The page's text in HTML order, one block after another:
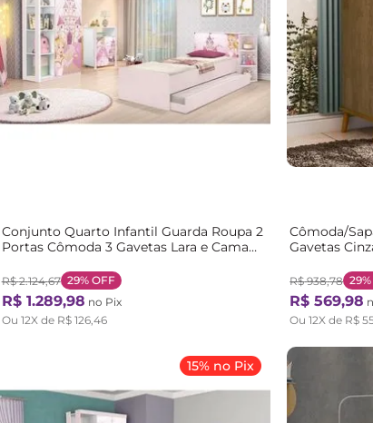
Conjunto Quarto Infantil Guarda Roupa 2
Portas Cômoda 3 Gavetas Lara e Cama
R$ 2.124,67 29%OFF
R$ 1.289,98 no Pix
Ou 12X de R$ 126,46
Cômoda/
Gavetas
R$ 938,78 29%
R$ 569,98
Ou12X de R$
15% no Pix